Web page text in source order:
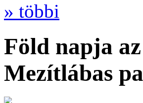
» többi
Föld napja
Mezítlábas